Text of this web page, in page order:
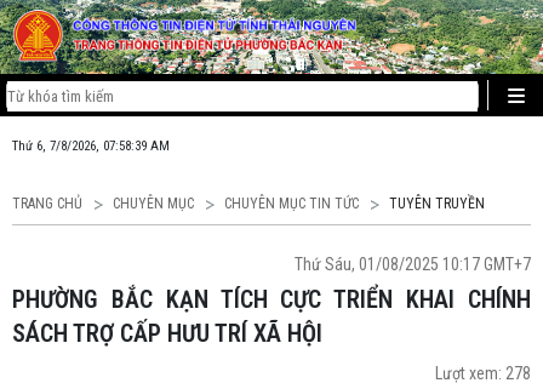
Thứ 6, 7/8/2026, 07:58:40 AM
TRANG CHỦ CHUYÊN MỤC CHUYÊN MỤC TIN TỨC TUYÊN TRUYỀN
Thứ Sáu, 01/08/2025 10:17 GMT+7
PHƯỜNG BẮC KẠN TÍCH CỰC TRIỂN KHAI CHÍNH
SÁCH TRỢ CẤP HƯU TRÍ XÃ HỘI
Lượt xem: 278